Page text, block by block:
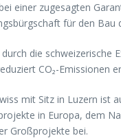
einer zugesagten
für den
die schweizerische
CO₂-Emissionen
mit Sitz in Luzern ist
in Europa, dem
Großprojekte bei.